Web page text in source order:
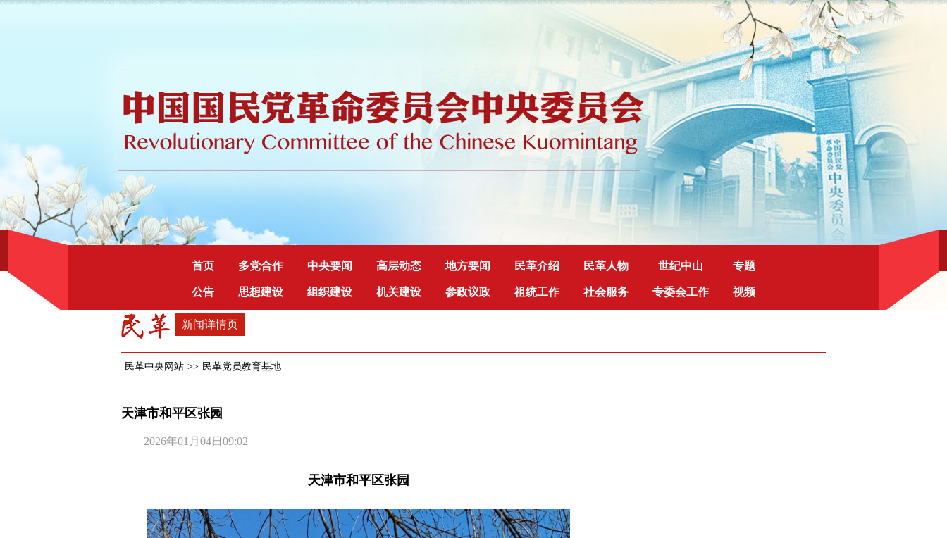
首页 多党合作 中央要闻 高层动态 地方要闻 民革介绍 民革人物 世纪中山 专题
公告 思想建设 组织建设 机关建设 参政议政 祖统工作 社会服务 专委会工作 视频
新闻详情页
民革中央网站 >> 民革党员教育基地
天津市和平区张园
2026年01月04日09:02
天津市和平区张园